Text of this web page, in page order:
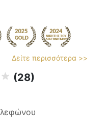
Δείτε περισσότερα >>
(28)